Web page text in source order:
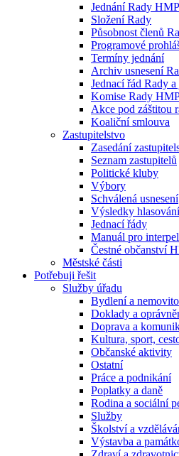
Jednání Rady HMP
Složení Rady
Působnost členů
Programové
Termíny jednání
Archiv usnesení
Jednací řád Rady
Komise Rady
Akce pod záštitou
Koaliční smlouva
Zastupitelstvo
Zasedání
Seznam zastupitelů
Politické kluby
Výbory
Schválená usnesení
Výsledky hlasování
Jednací řády
Manuál pro
Čestné občanství
Městské části
Potřebuji řešit
Služby úřadu
Bydlení a
Doklady a
Doprava a
Kultura, sport,
Občanské aktivity
Ostatní
Práce a podnikání
Poplatky a daně
Rodina a sociální
Služby
Školství a
Výstavba a